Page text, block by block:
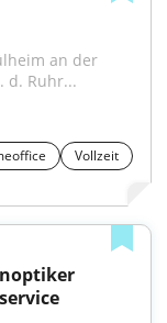
an der
d. Ruhr...
Vollzeit